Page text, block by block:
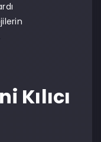
Kılıcı